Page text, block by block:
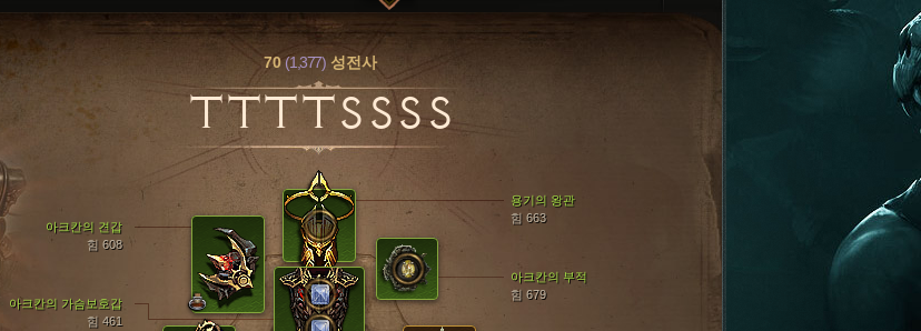
70 (1,377)성전사
TTTTSSSS
용기의 왕관
힘 663
아크칸의 가슴보호갑
힘 461
아크칸의 견갑
힘 608
아크칸의 부적
힘 679